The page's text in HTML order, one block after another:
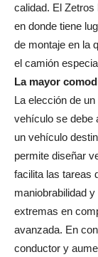
calidad. El Zetros
en donde tiene
de montaje en la
el camión
La mayor
La elección de
vehículo se debe
un vehículo
permite diseñar
facilita las tareas
maniobrabilidad
extremas en
avanzada. En
conductor y